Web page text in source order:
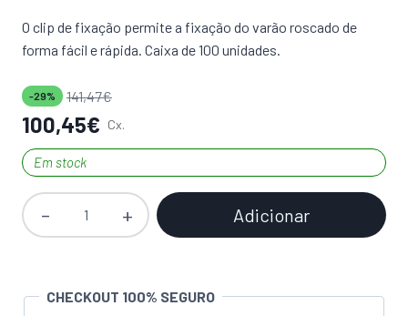
-29% 141,47€
100,45€ Cx.
O clip de fixação permite a fixação do varão roscado de
forma fácil e rápida. Caixa de 100 unidades.
Em stock
Quantidade
de
Adicionar
CHECKOUT 100% SEGURO